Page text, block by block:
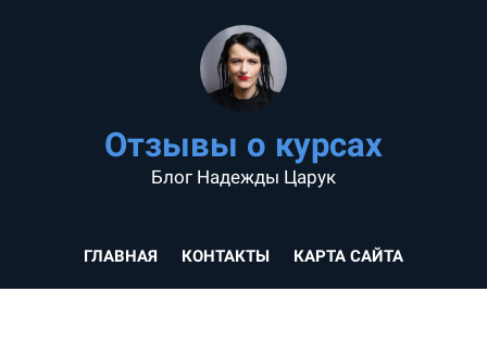
Отзывы о курсах
Блог Надежды Царук
ГЛАВНАЯ КОНТАКТЫ КАРТА САЙТА